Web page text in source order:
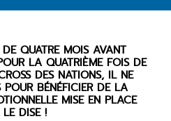
DE QUATRE MOIS AVANT
LA QUATRIÈME FOIS DE
DES NATIONS, IL NE
POUR BÉNÉFICIER DE LA
MISE EN PLACE
DISE !